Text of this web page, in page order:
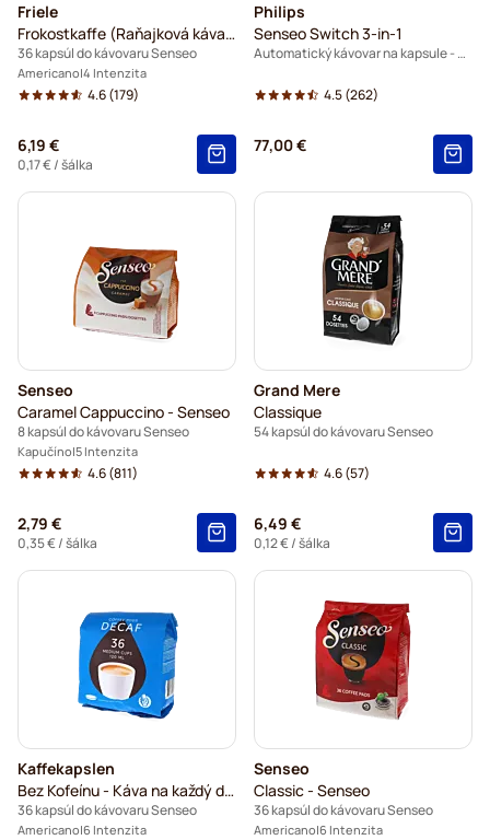
Friele
Frokostkaffe (Raňajková káva) - Friele
36 kapsúl do kávovaru Senseo
Americano 4 Intenzita
4.6(179)
6,19 €
0,17 €/ šálka
Philips
Senseo Switch 3-in-1
Automatický kávovar na kapsule - Čierny
4.5(262)
77,00 €
Senseo
Caramel Cappuccino - Senseo
8 kapsúl do kávovaru Senseo
Kapučíno 5 Intenzita
4.6(811)
2,79 €
0,35 €/ šálka
Grand Mere
Classique
54 kapsúl do kávovaru Senseo
4.6(57)
6,49 €
0,12 €/ šálka
Kaffekapslen
Bez Kofeínu - Káva na každý deň
36 kapsúl do kávovaru Senseo
Americano 6 Intenzita
Senseo
Classic - Senseo
36 kapsúl do kávovaru Senseo
Americano 6 Intenzita